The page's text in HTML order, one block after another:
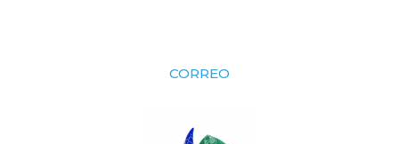
CORREO